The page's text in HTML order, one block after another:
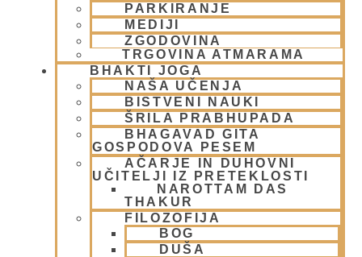
PARKIRANJE
MEDIJI
ZGODOVINA
TRGOVINA ATMARAMA
BHAKTI JOGA
NAŠA UČENJA
BISTVENI NAUKI
ŠRILA PRABHUPADA
BHAGAVAD GITA
GOSPODOVA PESEM
AČARJE IN DUHOVNI
UČITELJI IZ PRETEKLOSTI
NAROTTAM DAS
THAKUR
FILOZOFIJA
BOG
DUŠA
Dogodki